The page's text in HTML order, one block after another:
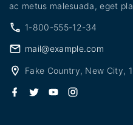
ac metus malesuada, eget
1-800-555-12-34
mail@example.com
Fake Country, New City,